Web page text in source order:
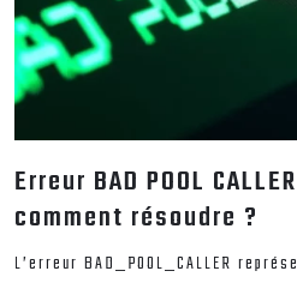
Erreur BAD POOL
comment résoudre ?
L’erreur BAD_POOL_CALLER